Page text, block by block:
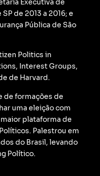
Executiva de
de 2013 a 2016; e
Pública de São
Politics in
Interest Groups,
de Harvard.
de formações de
uma eleição com
plataforma de
Palestrou em
do Brasil, levando
Político.